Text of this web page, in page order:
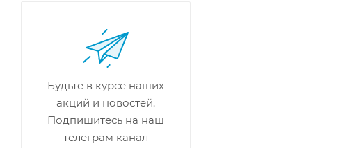
Будьте в курсе наших
акций и новостей.
Подпишитесь на наш
телеграм канал